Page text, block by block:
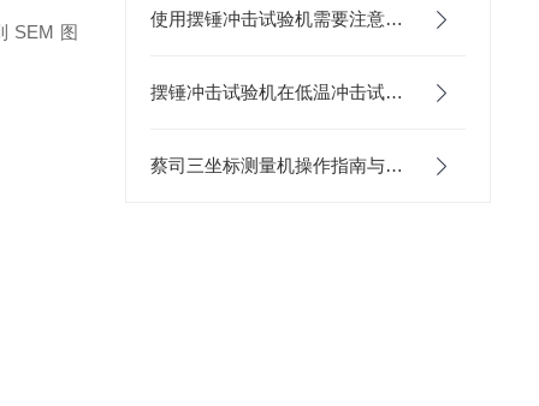
使用摆锤冲击试验机需要注意的细节有哪些？
摆锤冲击试验机在低温冲击试验中试样转移时间的控制与温度回升
蔡司三坐标测量机操作指南与常见问题解答
SEM 图